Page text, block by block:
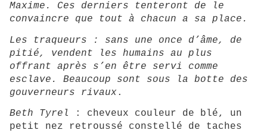
Maxime. Ces derniers tenteront de le
convaincre que tout à chacun a sa place.
Les traqueurs : sans une once d’âme, de
pitié, vendent les humains au plus
offrant après s’en être servi comme
esclave. Beaucoup sont sous la botte des
gouverneurs rivaux.
Beth Tyrel
: cheveux couleur de blé, un
petit nez retroussé constellé de taches